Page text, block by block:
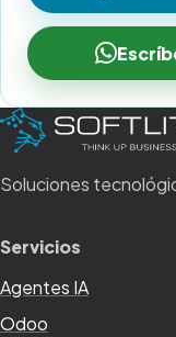
Soluciones
Servicios
Agentes IA
Odoo